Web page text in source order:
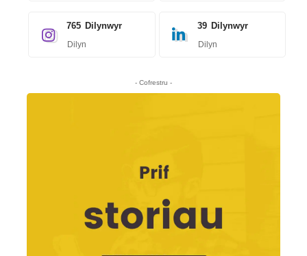
765 Dilynwyr
Dilyn
39 Dilynwyr
Dilyn
- Cofrestru -